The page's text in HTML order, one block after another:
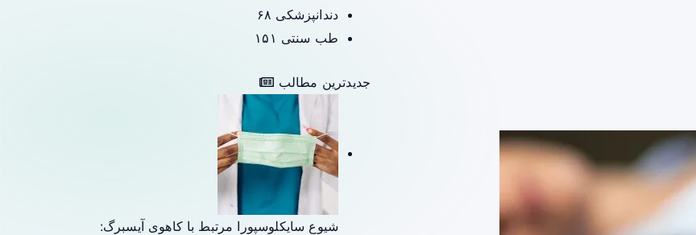
دندانپزشکی ۶۸
طب سنتی ۱۵۱
جدیدترین مطالب
شیوع سایکلوسپورا مرتبط با کاهوی آیسبرگ: